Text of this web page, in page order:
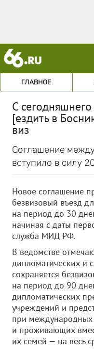
ГЛАВНОЕ
С
[ездить в
виз
Соглашение
вступило в силу
Новое соглашение
безвизовый въезд
на период до 30
начиная с даты
служба МИД РФ.
В ведомстве
дипломатических и
сохраняется
на период до 90
дипломатических
учреждений и
при международных
и проживающих
их семей — на весь